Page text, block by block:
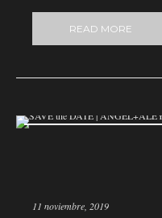
READ MORE
11 noviembre, 2019